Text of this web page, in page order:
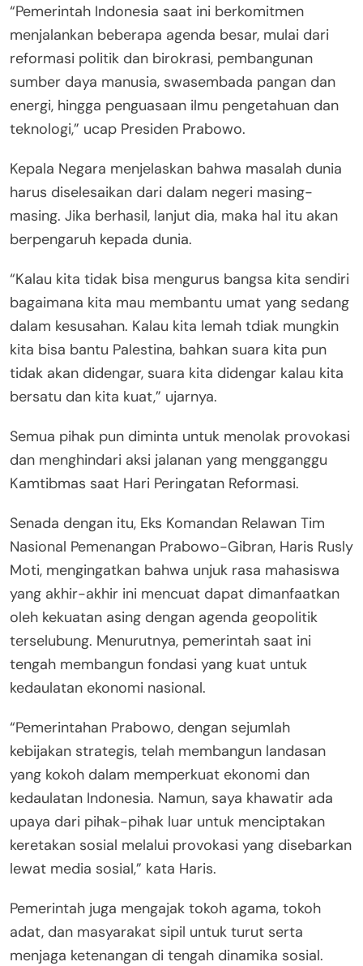
“Pemerintah Indonesia saat ini berkomitmen
menjalankan beberapa agenda besar, mulai dari
reformasi politik dan birokrasi, pembangunan
sumber daya manusia, swasembada pangan dan
energi, hingga penguasaan ilmu pengetahuan dan
teknologi,” ucap Presiden Prabowo.
Kepala Negara menjelaskan bahwa masalah dunia
harus diselesaikan dari dalam negeri masing-
masing. Jika berhasil, lanjut dia, maka hal itu akan
berpengaruh kepada dunia.
“Kalau kita tidak bisa mengurus bangsa kita sendiri
bagaimana kita mau membantu umat yang sedang
dalam kesusahan. Kalau kita lemah tdiak mungkin
kita bisa bantu Palestina, bahkan suara kita pun
tidak akan didengar, suara kita didengar kalau kita
bersatu dan kita kuat,” ujarnya.
Semua pihak pun diminta untuk menolak provokasi
dan menghindari aksi jalanan yang mengganggu
Kamtibmas saat Hari Peringatan Reformasi.
Senada dengan itu, Eks Komandan Relawan Tim
Nasional Pemenangan Prabowo-Gibran, Haris Rusly
Moti, mengingatkan bahwa unjuk rasa mahasiswa
yang akhir-akhir ini mencuat dapat dimanfaatkan
oleh kekuatan asing dengan agenda geopolitik
terselubung. Menurutnya, pemerintah saat ini
tengah membangun fondasi yang kuat untuk
kedaulatan ekonomi nasional.
“Pemerintahan Prabowo, dengan sejumlah
kebijakan strategis, telah membangun landasan
yang kokoh dalam memperkuat ekonomi dan
kedaulatan Indonesia. Namun, saya khawatir ada
upaya dari pihak-pihak luar untuk menciptakan
keretakan sosial melalui provokasi yang disebarkan
lewat media sosial,” kata Haris.
Pemerintah juga mengajak tokoh agama, tokoh
adat, dan masyarakat sipil untuk turut serta
menjaga ketenangan di tengah dinamika sosial.